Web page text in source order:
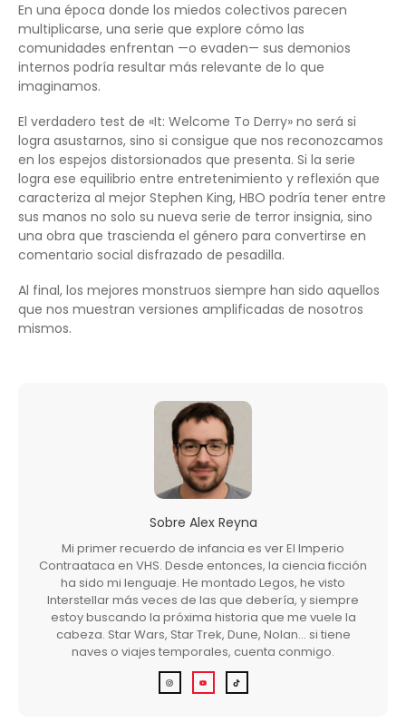
En una época donde los miedos colectivos parecen
multiplicarse, una serie que explore cómo las
comunidades enfrentan —o evaden— sus demonios
internos podría resultar más relevante de lo que
imaginamos.
El verdadero test de «It: Welcome To Derry» no será si
logra asustarnos, sino si consigue que nos reconozcamos
en los espejos distorsionados que presenta. Si la serie
logra ese equilibrio entre entretenimiento y reflexión que
caracteriza al mejor Stephen King, HBO podría tener entre
sus manos no solo su nueva serie de terror insignia, sino
una obra que trascienda el género para convertirse en
comentario social disfrazado de pesadilla.
Al final, los mejores monstruos siempre han sido aquellos
que nos muestran versiones amplificadas de nosotros
mismos.
Sobre Alex Reyna
Mi primer recuerdo de infancia es ver El Imperio
Contraataca en VHS. Desde entonces, la ciencia ficción
ha sido mi lenguaje. He montado Legos, he visto
Interstellar más veces de las que debería, y siempre
estoy buscando la próxima historia que me vuele la
cabeza. Star Wars, Star Trek, Dune, Nolan… si tiene
naves o viajes temporales, cuenta conmigo.